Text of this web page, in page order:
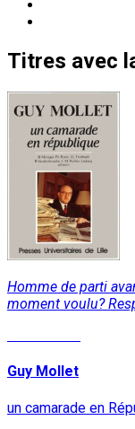
Titres avec
Homme de parti
moment voulu?
Guy Mollet
un camarade en